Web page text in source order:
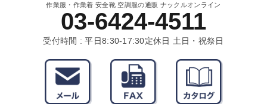
作業服・作業着 安全靴 空調服の通販 ナックルオンライン
03-6424-4511
受付時間 : 平日8:30-17:30定休日 土日・祝祭日